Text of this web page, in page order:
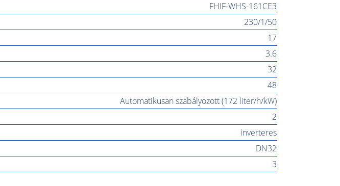
FHIF-WHS-161CE3
230/1/50
17
3.6
32
48
Automatikusan szabályozott (172 liter/h/kW)
2
inverteres
DN32
3